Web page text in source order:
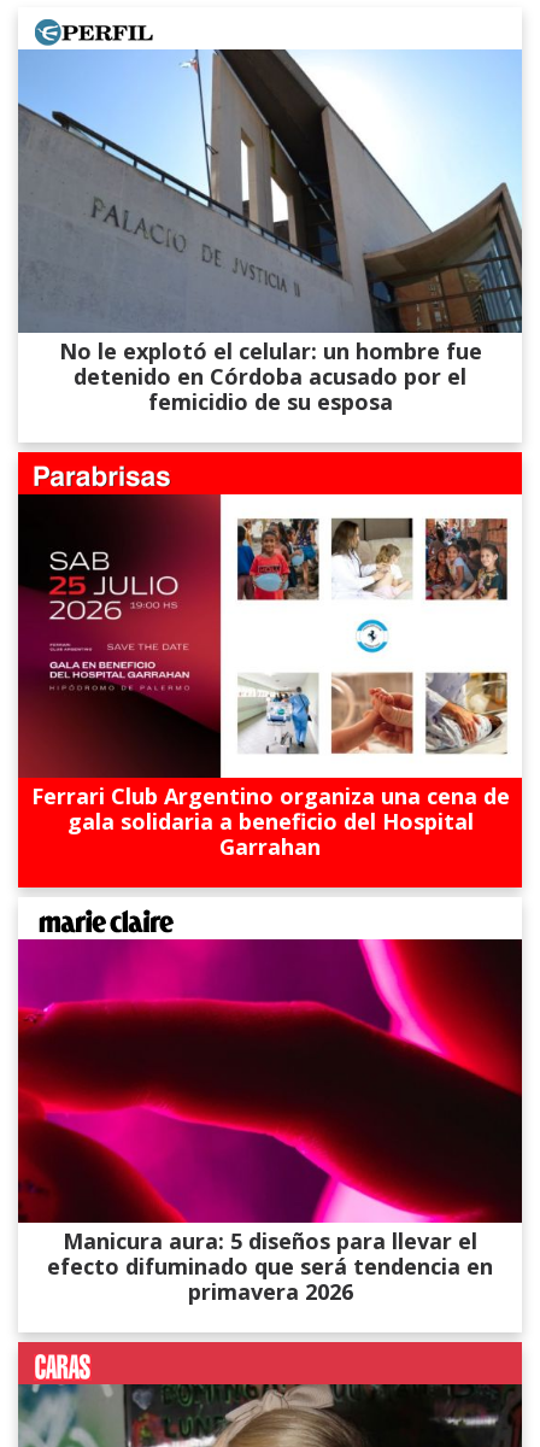
No le explotó el celular: un hombre fue
detenido en Córdoba acusado por el
femicidio de su esposa
Ferrari Club Argentino organiza una cena de
gala solidaria a beneficio del Hospital
Garrahan
Manicura aura: 5 diseños para llevar el
efecto difuminado que será tendencia en
primavera 2026